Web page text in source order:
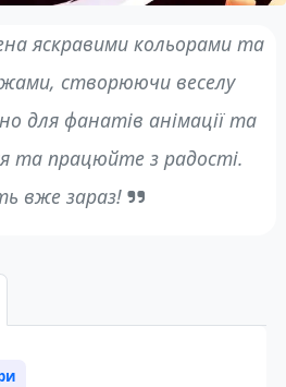
яскравими кольорами та
створюючи веселу
для фанатів анімації та
та працюйте з радості.
вже зараз!